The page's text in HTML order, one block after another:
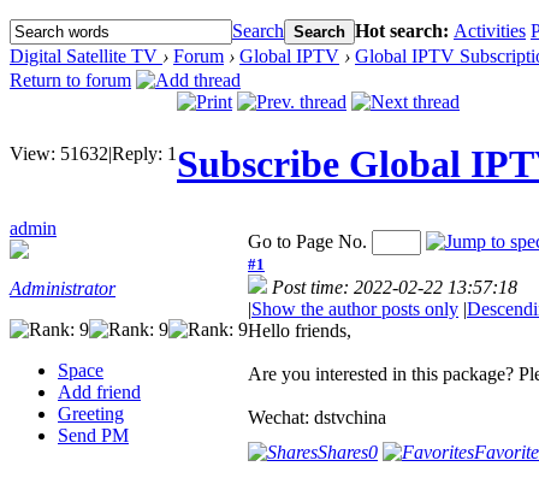
Search Search Hot search: Activities
Digital Satellite TV › Forum › Global IPTV › Global IPTV
Return to forum
View: 51632|Reply: 1 Subscribe Global
admin
Administrator
Space
Add friend
Greeting
Send PM
Go to Page No.
#1
Post time: 2022-02-22 13:57:18
|Show the author posts only |
Hello friends,
Are you interested in this package?
Wechat: dstvchina
Shares0